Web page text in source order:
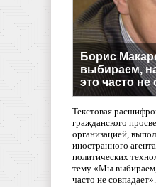
Борис
выбираем,
это часто не
Текстовая
гражданского
организацией,
иностранного
политических
тему «Мы
часто не совпадает».